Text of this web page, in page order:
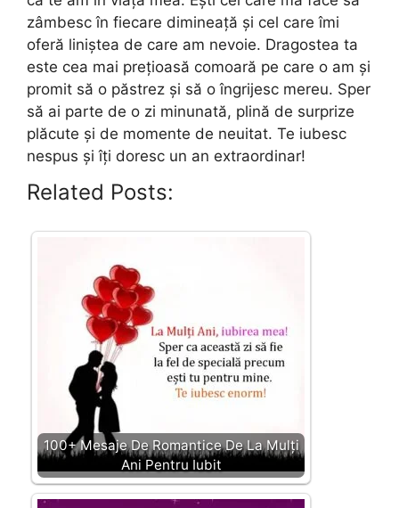
zâmbesc în fiecare dimineață și cel care îmi
oferă liniștea de care am nevoie. Dragostea ta
este cea mai prețioasă comoară pe care o am și
promit să o păstrez și să o îngrijesc mereu. Sper
să ai parte de o zi minunată, plină de surprize
plăcute și de momente de neuitat. Te iubesc
nespus și îți doresc un an extraordinar!
Related Posts:
100+ Mesaje De Romantice De La Mulți
Ani Pentru Iubit